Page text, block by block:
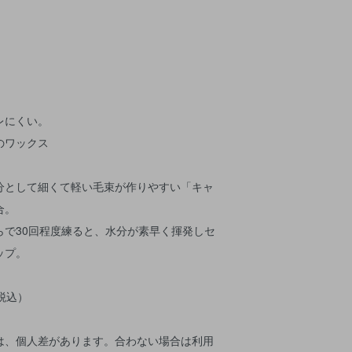
くい。
ワックス
として細くて軽い毛束が作りやすい「キャ
で30回程度練ると、水分が素早く揮発しセ
。
）
個人差があります。合わない場合は利用